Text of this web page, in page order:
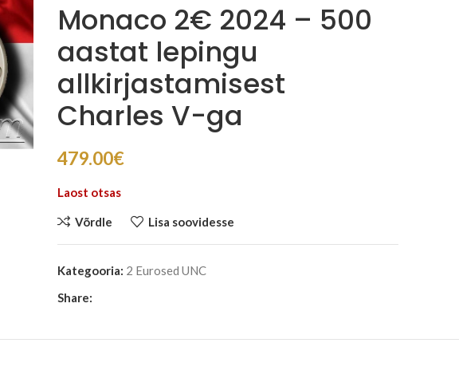
Monaco 2€ 2024 – 500
aastat lepingu
allkirjastamisest
Charles V-ga
479.00€
Laost otsas
Võrdle Lisa soovidesse
Kategooria: 2 Eurosed UNC
Share: